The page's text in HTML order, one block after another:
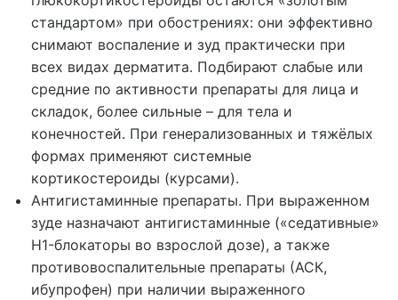
стандартом» при обострениях: они эффективно
снимают воспаление и зуд практически при
всех видах дерматита. Подбирают слабые или
средние по активности препараты для лица и
складок, более сильные – для тела и
конечностей. При генерализованных и тяжёлых
формах применяют системные
кортикостероиды (курсами).
Антигистаминные препараты. При выраженном
зуде назначают антигистаминные («седативные»
H1-блокаторы во взрослой дозе), а также
противовоспалительные препараты (АСК,
ибупрофен) при наличии выраженного